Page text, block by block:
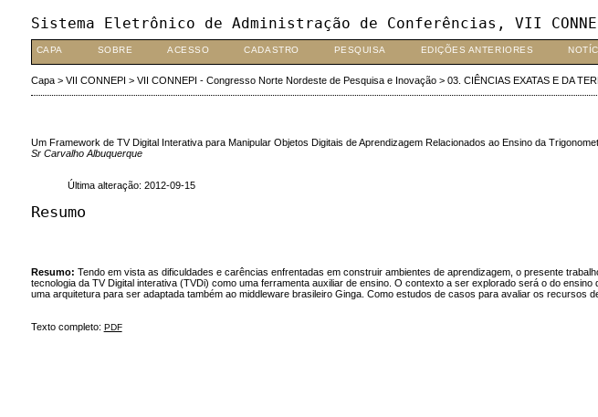
Sistema Eletrônico de Administração de Conferências, VII
CAPA SOBRE ACESSO CADASTRO PESQUISA EDIÇÕES ANTERIORES
Capa> VII CONNEPI > VII CONNEPI - Congresso Norte Nordeste de Pesquisa e Inovação> 03. CIÊNCIAS EXATAS E DA
Um Framework de TV Digital Interativa para Manipular Objetos Digitais de Aprendizagem Relacionados ao Ensino da
Sr Carvalho Albuquerque
Última alteração: 2012-09-15
Resumo
Resumo: Tendo em vista as dificuldades e carências enfrentadas em construir ambientes de aprendizagem, o presente
tecnologia da TV Digital interativa (TVDi) como uma ferramenta auxiliar de ensino. O contexto a ser explorado será o do
uma arquitetura para ser adaptada também ao middleware brasileiro Ginga. Como estudos de casos para avaliar os
Texto completo: PDF